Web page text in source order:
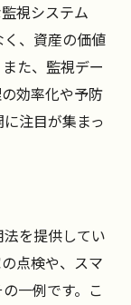
視システム
、資産の価値
た、監視デー
効率化や予防
注目が集まっ
を提供してい
点検や、スマ
一例です。こ